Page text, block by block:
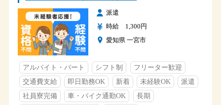
休日
土・日
長期休暇（GW・夏季休暇・年末年始）
福利厚生
・雇用保険
・健康保険
・介護保険
・有給休暇
・車通勤可能
・駐車場有（無料利用可能）
・交通費支給（会社規定）
・食堂・休憩室完備
派遣
時給 1,300円
愛知県 一宮市
アルバイト・パート シフト制
フリーター歓迎
交通費支給
即日勤務OK 新着 未経験OK
派遣
社員寮完備
車・バイク通勤OK
長期